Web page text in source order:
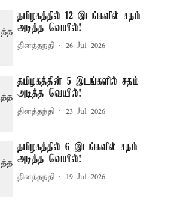
தமிழகத்தில் 12 இடங்களில் சதம்
அடித்த வெயில்!
தினத்தந்தி 26 Jul 2026
தமிழகத்தின் 5 இடங்களில் சதம்
அடித்த வெயில்!
தினத்தந்தி 23 Jul 2026
தமிழகத்தில் 6 இடங்களில் சதம்
அடித்த வெயில்!
தினத்தந்தி 19 Jul 2026